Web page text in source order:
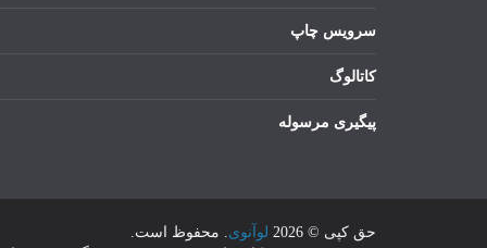
سرویس چاپ
کاتالوگ
پیگیری مرسوله
حق کپی © 2026 لوآنوی. محفوظ است.